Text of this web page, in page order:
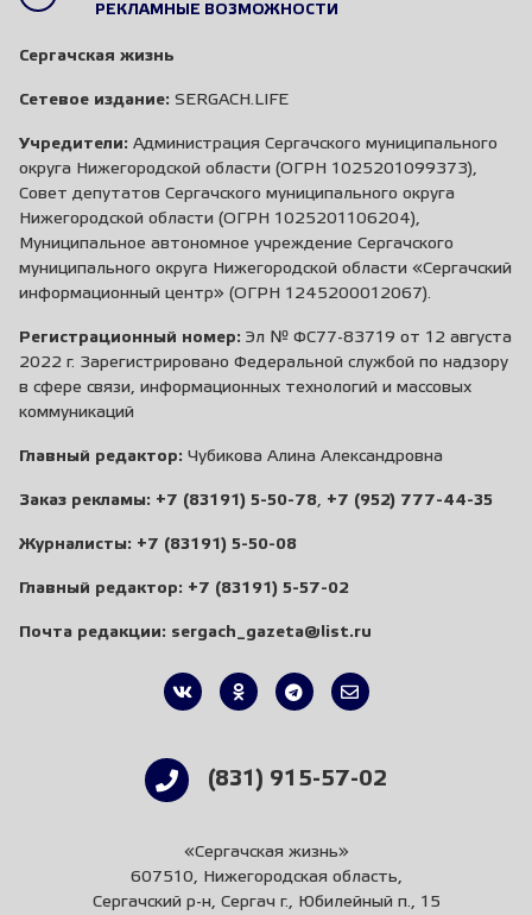
РЕКЛАМНЫЕ ВОЗМОЖНОСТИ
Сергачская жизнь
Сетевое издание: SERGACH.LIFE
Учредители: Администрация Сергачского муниципального
округа Нижегородской области (ОГРН 1025201099373),
Совет депутатов Сергачского муниципального округа
Нижегородской области (ОГРН 1025201106204),
Муниципальное автономное учреждение Сергачского
муниципального округа Нижегородской области «Сергачский
информационный центр» (ОГРН 1245200012067).
Регистрационный номер: Эл № ФС77-83719 от 12 августа
2022 г. Зарегистрировано Федеральной службой по надзору
в сфере связи, информационных технологий и массовых
коммуникаций
Главный редактор: Чубикова Алина Александровна
Заказ рекламы: +7 (83191) 5-50-78 +7 (952) 777-44-35
Журналисты: +7 (83191) 5-50-08
Главный редактор: +7 (83191) 5-57-02
Почта редакции: sergach_gazeta@list.ru
(831) 915-57-02
«Сергачская жизнь»
607510, Нижегородская область,
Сергачский р-н, Сергач г., Юбилейный п., 15